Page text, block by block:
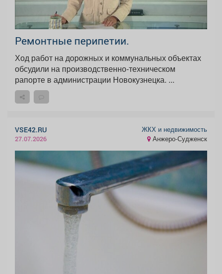
Ремонтные перипетии.
Ход работ на дорожных и коммунальных объектах
обсудили на производственно-техническом
рапорте в администрации Новокузнецка. ...
VSE42.RU
27.07.2026
ЖКХ и недвижимость
Анжеро-Судженск